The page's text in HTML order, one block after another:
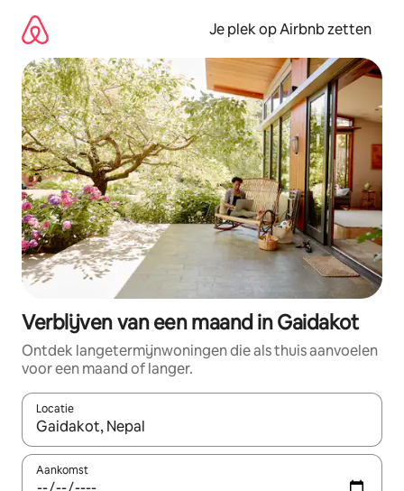
direct
naar
inhoud
Je plek op Airbnb zetten
Verblijven van een maand in Gaidakot
Ontdek langetermijnwoningen die als thuis aanvoelen
voor een maand of langer.
Locatie
Wanneer er resultaten beschikbaar zijn, maak je een keuze
Aankomst